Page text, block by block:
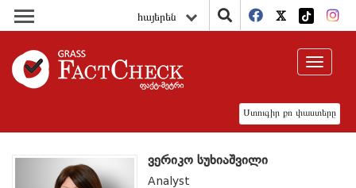
հայերեն
Ստուգիր քո փաստերը
Toggle
ვერიკო სუხიაშვილი
Analyst